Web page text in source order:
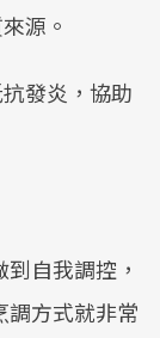
源。
發炎，協助
自我調控，
調方式就非常